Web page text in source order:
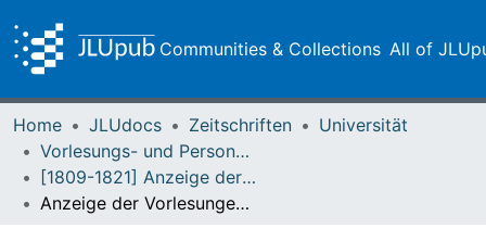
Communities & Collections All of
Home JLUdocs Zeitschriften
Universität
Vorlesungs- und Personalverzeichnis / Justus-Liebig-Universität Gießen
[1809-1821] Anzeige der Vorlesungen / Großherzoglich Hessische Universität zu Giessen
Anzeige der Vorlesungen, welche auf der Großherzoglich Hessischen Universität zu Giessen im bevorstehenden Winterhalbenjahre vom 25ten October 1819 an gehalten werden sollen